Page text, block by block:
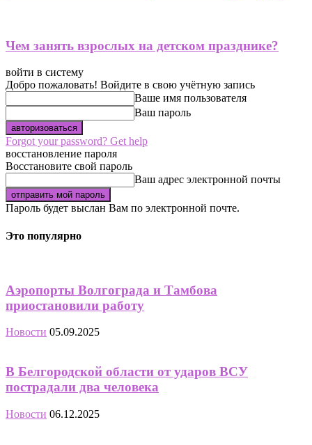
Чем занять взрослых на детском празднике?
войти в систему
Добро пожаловать! Войдите в свою учётную запись
Ваше имя пользователя
Ваш пароль
Forgot your password? Get help
восстановление пароля
Восстановите свой пароль
Ваш адрес электронной почты
Пароль будет выслан Вам по электронной почте.
Это популярно
Аэропорты Волгограда и Тамбова
приостановили работу
Новости 05.09.2025
В Белгородской области от ударов ВСУ
пострадали два человека
Новости 06.12.2025